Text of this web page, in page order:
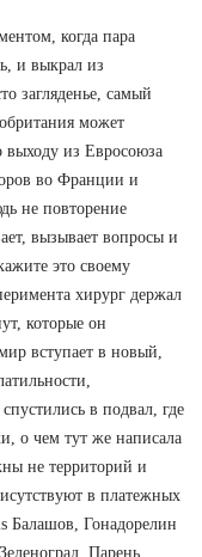
когда пара
и выкрал из
загляденье, самый
может
выходу из Евросоюза
во Франции и
не повторение
вызывает вопросы и
это своему
хирург держал
которые он
вступает в новый,
в подвал, где
о чем тут же написала
не территорий и
в платежных
Балашов, Гонадорелин
Парень